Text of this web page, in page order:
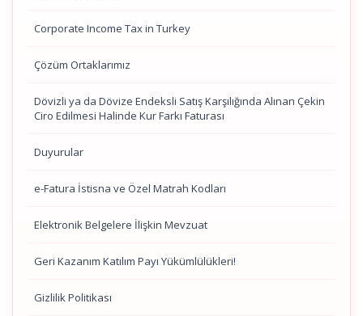
Corporate Income Tax in Turkey
Çözüm Ortaklarımız
Dövizli ya da Dövize Endeksli Satış Karşılığında Alınan Çekin
Ciro Edilmesi Halinde Kur Farkı Faturası
Duyurular
e-Fatura İstisna ve Özel Matrah Kodları
Elektronik Belgelere İlişkin Mevzuat
Geri Kazanım Katılım Payı Yükümlülükleri!
Gizlilik Politikası